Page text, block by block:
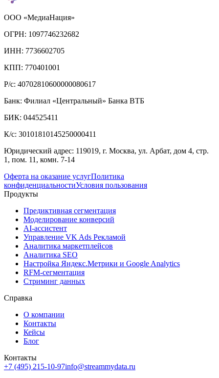
ООО «МедиаНация»
ОГРН: 1097746232682
ИНН: 7736602705
КПП: 770401001
Р/с: 40702810600000080617
Банк: Филиал «Центральный» Банка ВТБ
БИК: 044525411
К/с: 30101810145250000411
Юридический адрес: 119019, г. Москва, ул. Арбат, дом 4, стр.
1, пом. 11, комн. 7-14
Оферта на оказание услугПолитика
конфиденциальностиУсловия пользования
Продукты
Предиктивная сегментация
Моделирование конверсий
AI-ассистент
Управление VK Ads Рекламой
Аналитика маркетплейсов
Аналитика SEO
Настройка Яндекс.Метрики и Google Analytics
RFM-сегментация
Cтриминг данных
Справка
О компании
Контакты
Кейсы
Блог
Контакты
+7 (495) 215-10-97info@streammydata.ru